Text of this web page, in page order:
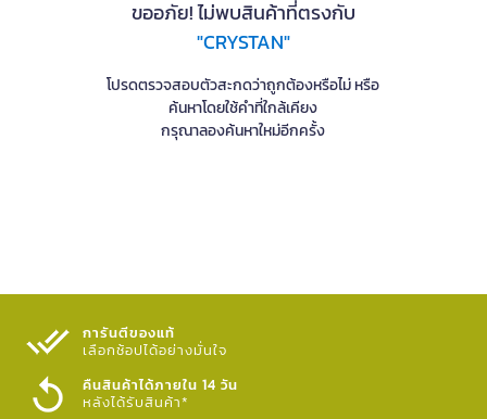
ขออภัย! ไม่พบสินค้าที่ตรงกับ
"CRYSTAN"
โปรดตรวจสอบตัวสะกดว่าถูกต้องหรือไม่ หรือ
ค้นหาโดยใช้คำที่ใกล้เคียง
กรุณาลองค้นหาใหม่อีกครั้ง
การันตีของแท้
เลือกช้อปได้อย่างมั่นใจ​
คืนสินค้าได้ภายใน 14 วัน
หลังได้รับสินค้า*